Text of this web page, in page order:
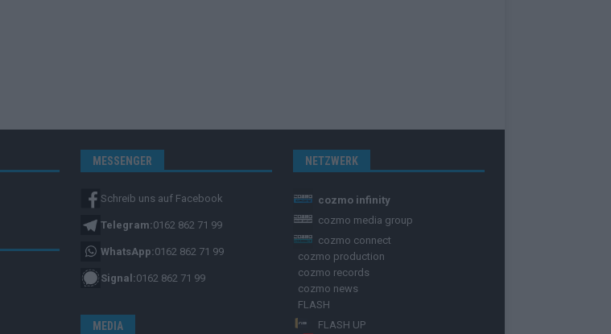
MESSENGER
Schreib uns auf Facebook
Telegram:0162 862 71 99
WhatsApp:0162 862 71 99
Signal:0162 862 71 99
MEDIA
NETZWERK
cozmo infinity
cozmo media group
cozmo connect
cozmo production
cozmo records
cozmo news
FLASH
FLASH UP